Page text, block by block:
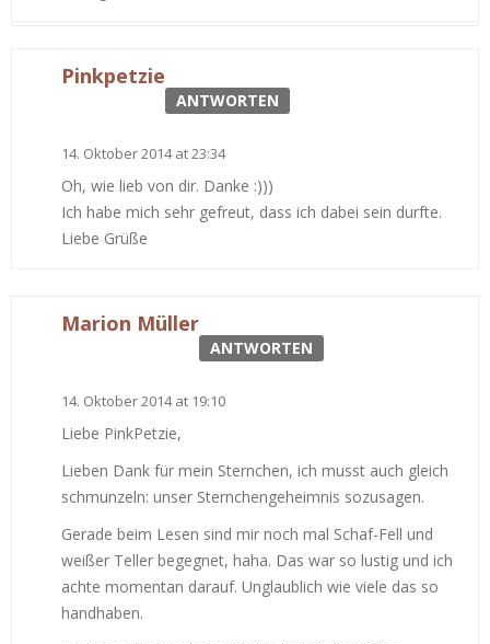
Pinkpetzie
ANTWORTEN
14. Oktober 2014 at 23:34
Oh, wie lieb von dir. Danke :)))
Ich habe mich sehr gefreut, dass ich dabei sein durfte.
Liebe Grüße
Marion Müller
ANTWORTEN
14. Oktober 2014 at 19:10
Liebe PinkPetzie,
Lieben Dank für mein Sternchen, ich musst auch gleich
schmunzeln: unser Sternchengeheimnis sozusagen.
Gerade beim Lesen sind mir noch mal Schaf-Fell und
weißer Teller begegnet, haha. Das war so lustig und ich
achte momentan darauf. Unglaublich wie viele das so
handhaben.